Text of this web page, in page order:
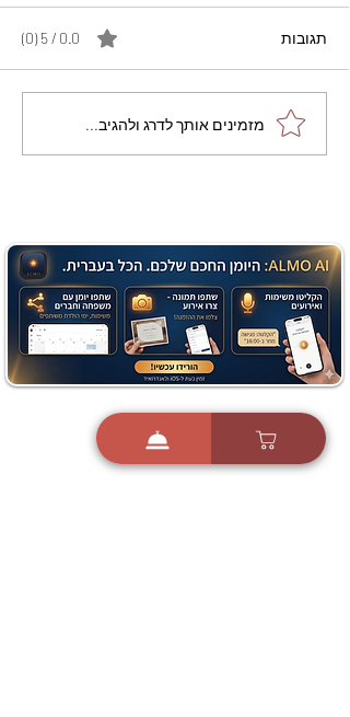
מתכון מנצח עוגת מייפל
שוקולד בחושה וקלה - זיוה
תגובות 0.0 / 5 ‏(0)
מזמינים אותך לדרג ולהגיב...